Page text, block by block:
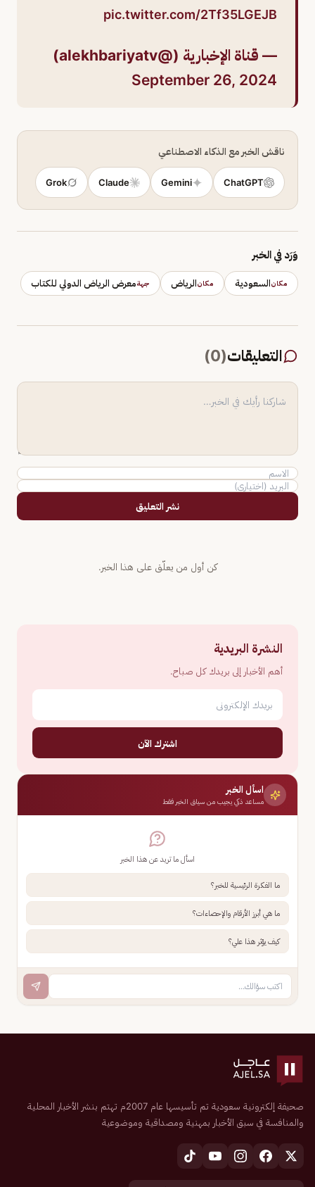
pic.twitter.com/2Tf35LGEJB
— قناة الإخبارية (@alekhbariyatv)
September 26, 2024
ناقش الخبر مع الذكاء الاصطناعي
ChatGPT
Gemini
Claude
Grok
وَرَد في الخبر
مكانالسعودية مكانالرياض جهةمعرض الرياض الدولي للكتاب
التعليقات(
0
)
نشر التعليق
كن أول من يعلّق على هذا الخبر.
النشرة البريدية
أهم الأخبار إلى بريدك كل صباح.
اشترك الآن
اسأل الخبر
مساعد ذكي يجيب من سياق الخبر فقط
اسأل ما تريد عن هذا الخبر
ما الفكرة الرئيسية للخبر؟
ما هي أبرز الأرقام والإحصاءات؟
كيف يؤثر هذا علي؟
صحيفة إلكترونية سعودية تم تأسيسها عام 2007م تهتم بنشر الأخبار المحلية
والمنافسة في سبق الأخبار بمهنية ومصداقية وموضوعية